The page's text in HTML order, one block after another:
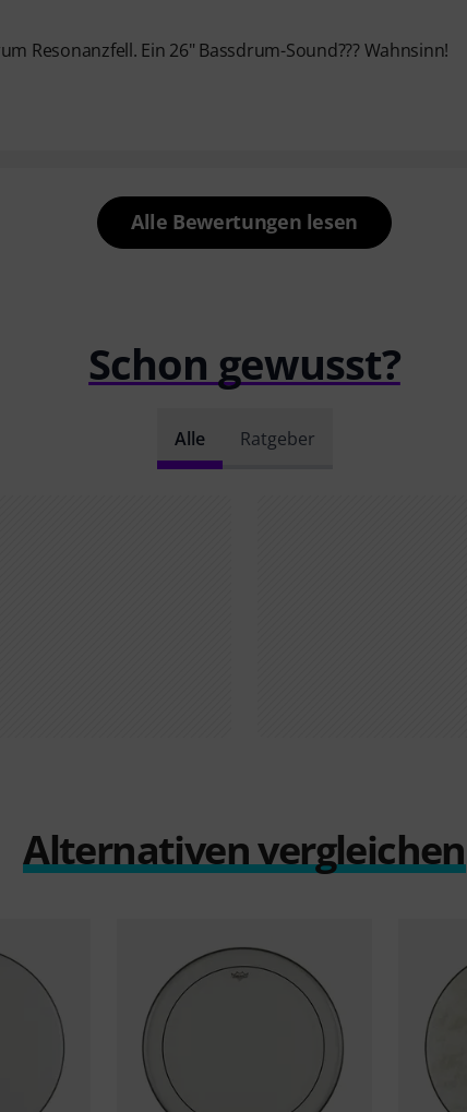
Resonanzfell. Ein 26" Bassdrum-Sound??? Wahnsinn!
Alle Bewertungen lesen
Schon gewusst?
Alle Ratgeber
Alternativen vergleichen